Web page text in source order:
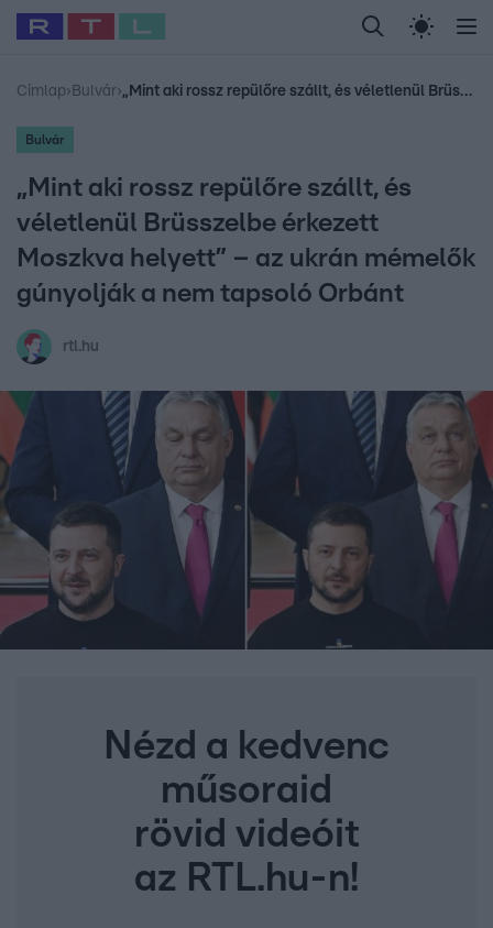
Legfrissebb RTL Híradó Randi Celeb vagyok,
Babits Marcella Most Wanted Gallusz
Címlap› Bulvár› „Mint aki rossz repülőre szállt, és véletlenül Brüsszelbe érkezett Moszkva helyett” – az ukrán mémelők gúnyolják a nem tapsoló Orbánt
Bulvár
„Mint aki rossz repülőre szállt, és
véletlenül Brüsszelbe érkezett
Moszkva helyett” – az ukrán mémelők
gúnyolják a nem tapsoló Orbánt
rtl.hu
Nézd a kedvenc
műsoraid
rövid videóit
az RTL.hu-n!